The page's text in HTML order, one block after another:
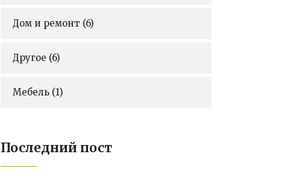
Дом и ремонт (6)
Другое (6)
Мебель (1)
Последний пост